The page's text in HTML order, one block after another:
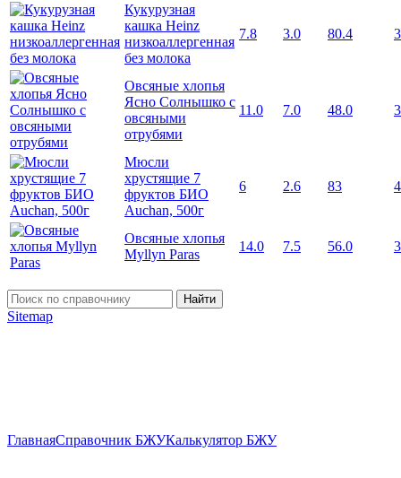
Кукурузная
кашка Heinz
низкоаллергенная
без молока
7.8 3.0 80.4
Овсяные хлопья
Ясно Солнышко с
овсяными
отрубями
11.0 7.0 48.0
Мюсли
хрустящие 7
фруктов БИО
Auchan, 500г
6 2.6 83
Овсяные хлопья
Myllyn Paras
14.0 7.5 56.0
Найти
Sitemap
ГлавнаяСправочник БЖУКалькулятор БЖУ